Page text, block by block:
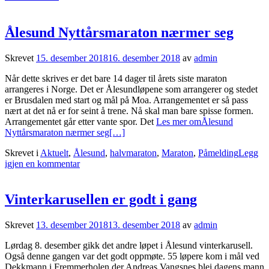
Ålesund Nyttårsmaraton nærmer seg
Skrevet 15. desember 201816. desember 2018 av admin
Når dette skrives er det bare 14 dager til årets siste maraton
arrangeres i Norge. Det er Ålesundløpene som arrangerer og stedet
er Brusdalen med start og mål på Moa. Arrangementet er så pass
nært at det nå er for seint å trene. Nå skal man bare spisse formen.
Arrangementet går etter vante spor. Det Les mer omÅlesund
Nyttårsmaraton nærmer seg[…]
Skrevet i Aktuelt, Ålesund, halvmaraton, Maraton, PåmeldingLegg
igjen en kommentar
Vinterkarusellen er godt i gang
Skrevet 13. desember 201813. desember 2018 av admin
Lørdag 8. desember gikk det andre løpet i Ålesund vinterkarusell.
Også denne gangen var det godt oppmøte. 55 løpere kom i mål ved